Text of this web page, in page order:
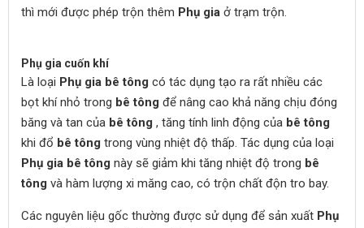
thì mới được phép trộn thêm Phụ gia ở trạm trộn.
Phụ gia cuốn khí
Là loại Phụ gia bê tông có tác dụng tạo ra rất nhiều các
bọt khí nhỏ trong bê tông để nâng cao khả năng chịu đóng
băng và tan của bê tông , tăng tính linh động của bê tông
khi đổ bê tông trong vùng nhiệt độ thấp. Tác dụng của loại
Phụ gia bê tông này sẽ giảm khi tăng nhiệt độ trong bê
tông và hàm lượng xi măng cao, có trộn chất độn tro bay.
Các nguyên liệu gốc thường được sử dụng để sản xuất Phụ